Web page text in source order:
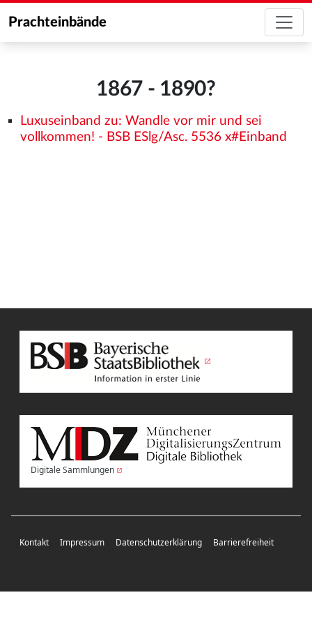
Prachteinbände
1867 - 1890?
Luxuseinband zu: Wandle vor mir und sei
vollkommen! - BSB ESlg/Asc. 5536 x#Einband
Digitale Sammlungen
Kontakt Impressum Datenschutzerklärung Barrierefreiheit